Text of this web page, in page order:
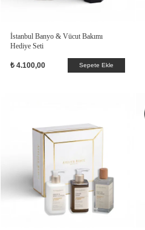
İstanbul Banyo & Vücut Bakımı
Hediye Seti
₺ 4.100,00 Sepete Ekle